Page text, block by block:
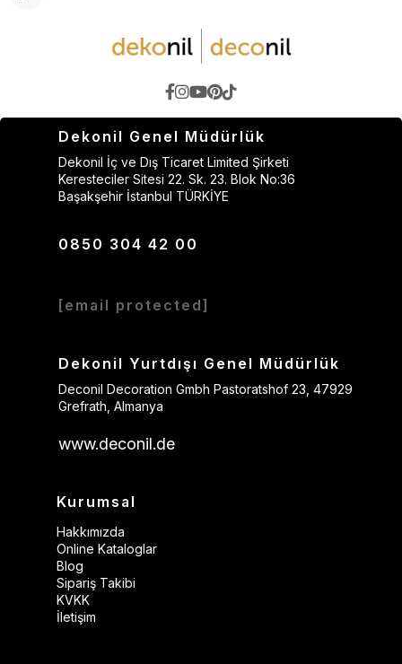
Dekonil Genel Müdürlük
Dekonil İç ve Dış Ticaret Limited Şirketi
Keresteciler Sitesi 22. Sk. 23. Blok No:36
Başakşehir İstanbul TÜRKİYE
0850 304 42 00
[email protected]
Dekonil Yurtdışı Genel Müdürlük
Deconil Decoration Gmbh Pastoratshof 23, 47929
Grefrath, Almanya
www.deconil.de
Kurumsal
Hakkımızda
Online Kataloglar
Blog
Sipariş Takibi
KVKK
İletişim